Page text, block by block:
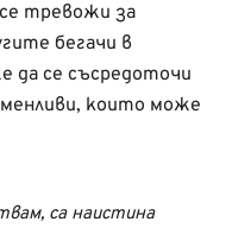
тревожи за
бегачи в
да се съсредоточи
които може
са наистина